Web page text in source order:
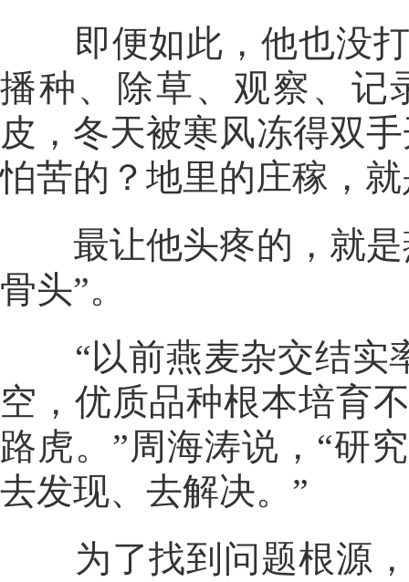
即便如此，他也没打
播种、除草、观察、记
皮，冬天被寒风冻得双
怕苦的？地里的庄稼，
最让他头疼的，就是
骨头”。
“以前燕麦杂交结实
空，优质品种根本培育
路虎。”周海涛说，“研
去发现、去解决。”
为了找到问题根源，